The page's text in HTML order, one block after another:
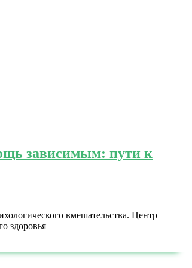
зависимым: пути к
вмешательства. Центр
здоровья